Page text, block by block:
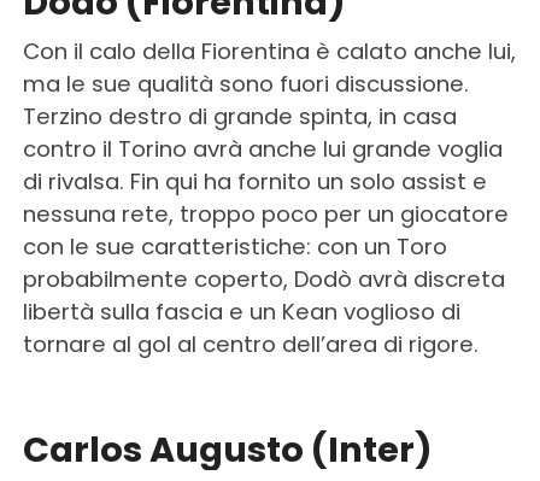
Con il calo della Fiorentina è calato anche lui,
ma le sue qualità sono fuori discussione.
Terzino destro di grande spinta, in casa
contro il Torino avrà anche lui grande voglia
di rivalsa. Fin qui ha fornito un solo assist e
nessuna rete, troppo poco per un giocatore
con le sue caratteristiche: con un Toro
probabilmente coperto, Dodò avrà discreta
libertà sulla fascia e un Kean voglioso di
tornare al gol al centro dell’area di rigore.
Carlos Augusto (Inter)